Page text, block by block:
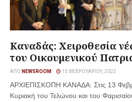
Καναδάς: Χειροθεσία
του Οικουμενικού
ΑΠΌ NEWSROOM 15 ΦΕΒΡΟΥΑΡΊΟΥ, 2022
ΑΡΧΙΕΠΙΣΚΟΠΗ ΚΑΝΑΔΑ: Στις 13
Κυριακή του Τελώνου και του